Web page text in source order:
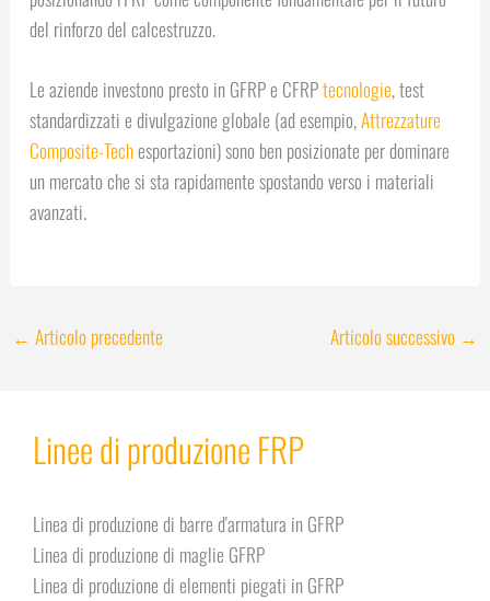
del rinforzo del calcestruzzo.
Le aziende investono presto in GFRP e CFRPtecnologie, test
standardizzati e divulgazione globale (ad esempio,Attrezzature
Composite-Techesportazioni) sono ben posizionate per dominare
un mercato che si sta rapidamente spostando verso i materiali
avanzati.
← Articolo precedente Articolo successivo →
Linee di produzione FRP
Linea di produzione di barre d'armatura in GFRP
Linea di produzione di maglie GFRP
Linea di produzione di elementi piegati in GFRP